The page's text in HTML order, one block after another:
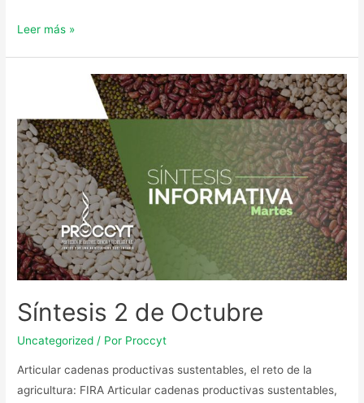
Leer más »
Síntesis 2 de Octubre
Uncategorized / Por Proccyt
Articular cadenas productivas sustentables, el reto de la
agricultura: FIRA Articular cadenas productivas sustentables,